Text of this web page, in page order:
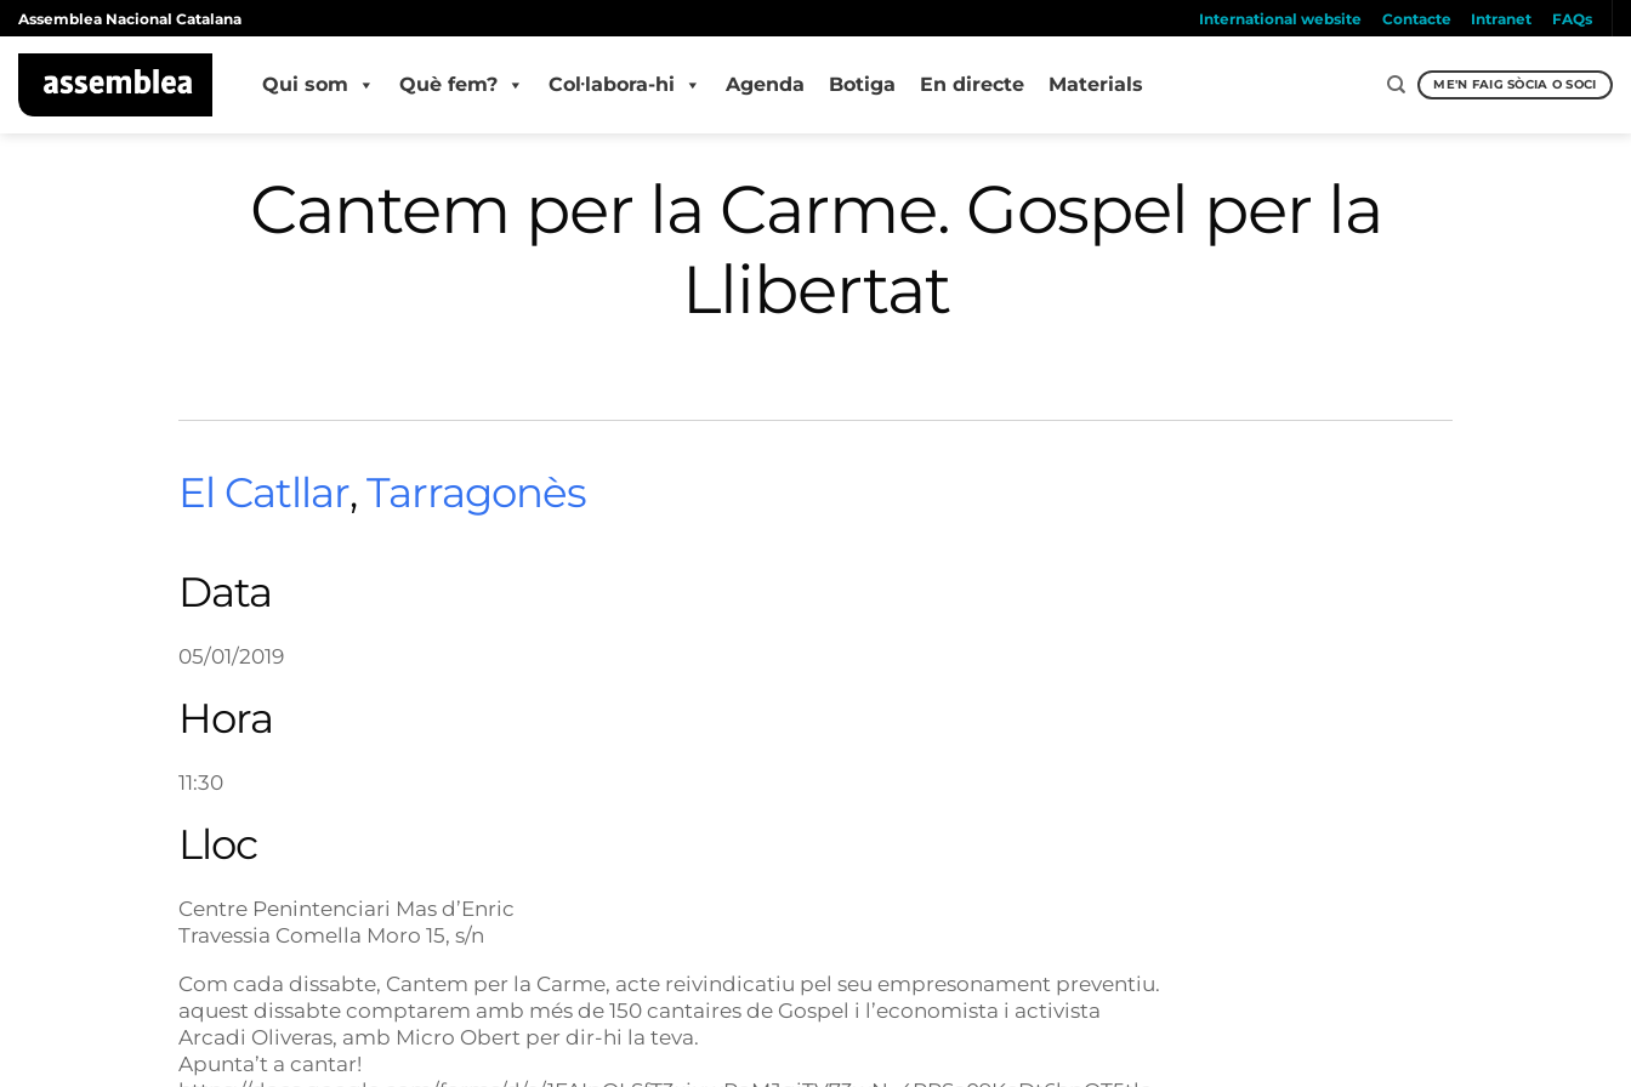
Skip
to
content
Assemblea Nacional Catalana International website Contacte Intranet FAQs
Qui som Què fem? Col·labora-hi Agenda Botiga En directe Materials ME'N FAIG SÒCIA O SOCI
Cantem per la Carme. Gospel per la
Llibertat
El Catllar,Tarragonès
Data
05/01/2019
Hora
11:30
Lloc
Centre Penintenciari Mas d’Enric
Travessia Comella Moro 15, s/n
Com cada dissabte, Cantem per la Carme, acte reivindicatiu pel seu empresonament preventiu.
aquest dissabte comptarem amb més de 150 cantaires de Gospel i l’economista i activista
Arcadi Oliveras, amb Micro Obert per dir-hi la teva.
Apunta’t a cantar!